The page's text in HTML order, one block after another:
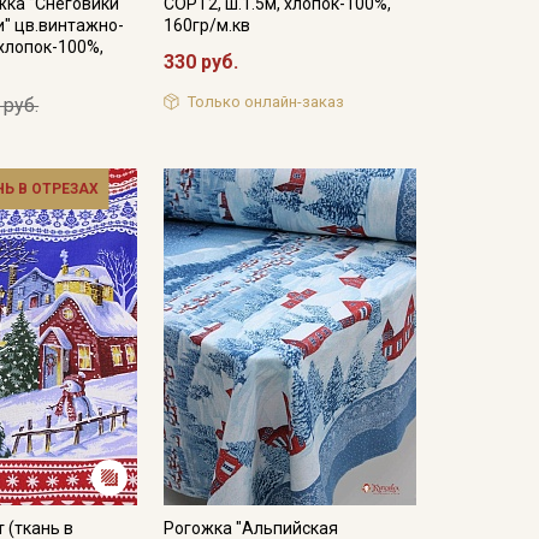
цв.винтажно-
100%,
160гр/м.кв
330 руб.
Только онлайн-заказ
В ОТРЕЗАХ
(ткань в
Рогожка "Альпийская